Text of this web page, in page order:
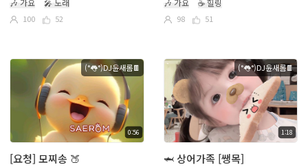
🎶 가요 🎤 노래
100 52
🎶 가요 ☕ 힐링
98 51
0:56
(°👅°)DJ윤새롬🍫
[요청] 모찌송 🍑
1:18
(°👅°)DJ윤새롬🍫
🦈 상어가족 [쌩목]